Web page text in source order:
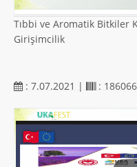
Tıbbi ve Aromatik Bitkiler
Girişimcilik
: 7.07.2021 | :